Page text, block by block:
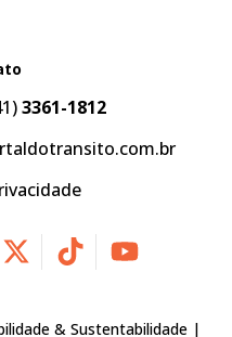
3361-1812
& Sustentabilidade |